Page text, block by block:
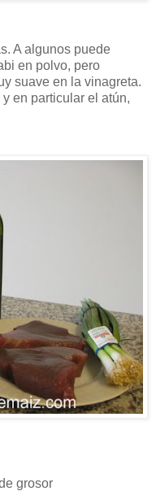
A algunos puede
en polvo, pero
suave en la vinagreta.
en particular el atún,
grosor